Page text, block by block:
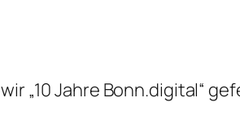
„10 Jahre Bonn.digital“